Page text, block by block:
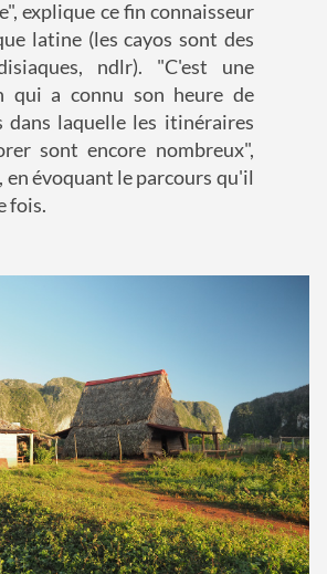
explique ce fin connaisseur
latine (les cayos sont des
ndlr). "C'est une
qui a connu son heure de
dans laquelle les itinéraires
sont encore nombreux",
évoquant le parcours qu'il
fois.